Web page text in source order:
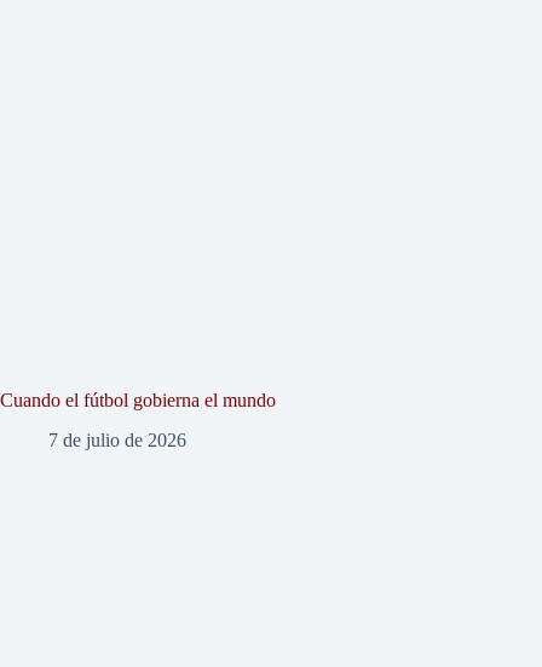
Cuando el fútbol gobierna el mundo
7 de julio de 2026